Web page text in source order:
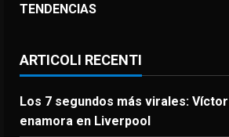
TENDENCIAS
ARTICOLI RECENTI
Los 7 segundos más virales:
enamora en Liverpool